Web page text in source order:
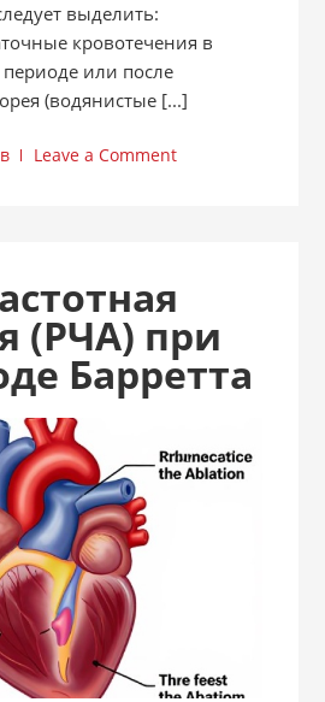
выделить:
кровотечения в
или после
(водянистые [...]
Leave a Comment
(РЧА) при
Барретта